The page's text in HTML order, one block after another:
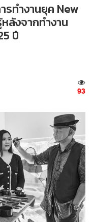
รทำงานยุค New
ลังจากทำงาน
ปี
93